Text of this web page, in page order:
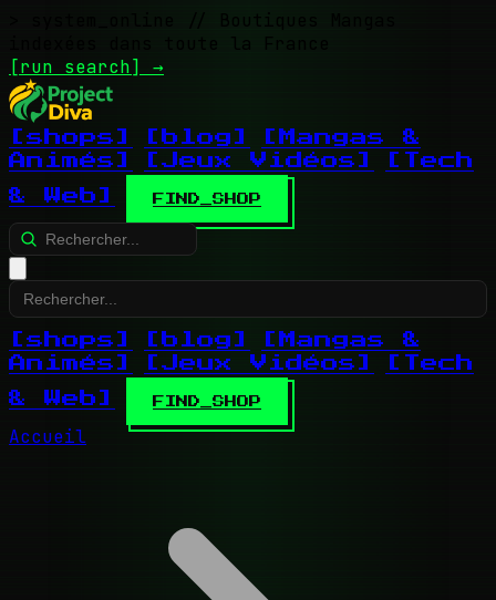
// Boutiques Mangas
indexées dans toute la France
[run search] →
[shops] [blog]
[Mangas &
Animés]
[Jeux Vidéos]
[Tech
& Web]
FIND_SHOP
[shops] [blog]
[Mangas &
Animés]
[Jeux Vidéos]
[Tech
& Web]
FIND_SHOP
Accueil